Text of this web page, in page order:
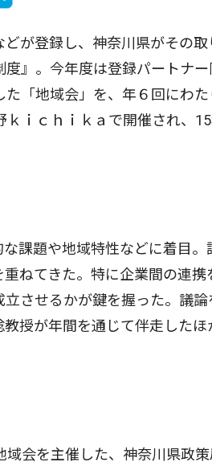
が登録し、神奈川県がその取
』。今年度は登録パートナー
「地域会」を、年６回にわた
ｉｃｈｉｋａで開催され、
課題や地域特性などに着目。
ねてきた。特に企業間の連携
させるかが鍵を握った。議論
授が年間を通じて伴走したほ
会を主催した、神奈川県政策